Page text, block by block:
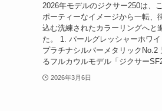
2026年モデルのジクサー250は、
ポーティーなイメージから一転、
込む洗練されたカラーリングへと
た。 1. パールグレッシャーホワ
プラチナシルバーメタリックNo.2
るフルカウルモデル「ジクサー
2026年3月6日